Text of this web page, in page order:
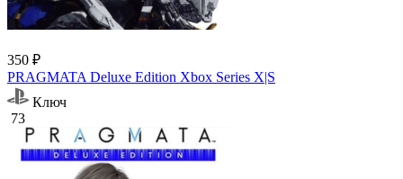
350 ₽
PRAGMATA Deluxe Edition Xbox Series X|S
Ключ
73